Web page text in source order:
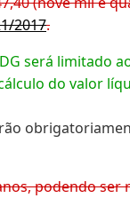
2017.
será limitado
do valor
podendo